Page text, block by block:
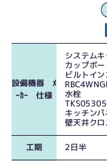
設備機器 ﾒ
ｰｶｰ 仕様
システム
カップ
ビルト
水栓
キッチ
壁天井ク
工期 2日半